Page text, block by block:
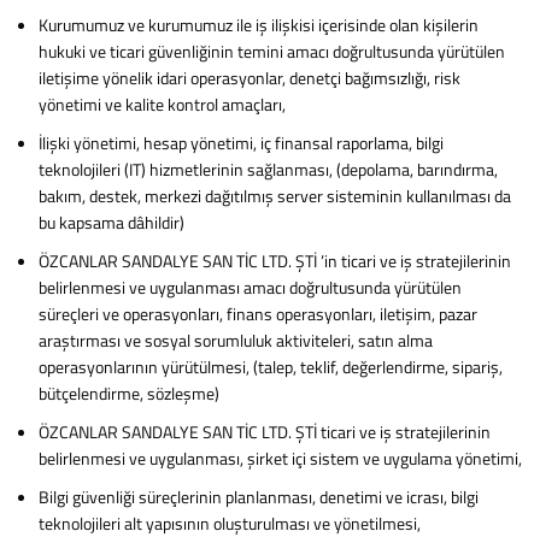
Kurumumuz ve kurumumuz ile iş ilişkisi içerisinde olan kişilerin
hukuki ve ticari güvenliğinin temini amacı doğrultusunda yürütülen
iletişime yönelik idari operasyonlar, denetçi bağımsızlığı, risk
yönetimi ve kalite kontrol amaçları,
İlişki yönetimi, hesap yönetimi, iç finansal raporlama, bilgi
teknolojileri (IT) hizmetlerinin sağlanması, (depolama, barındırma,
bakım, destek, merkezi dağıtılmış server sisteminin kullanılması da
bu kapsama dâhildir)
ÖZCANLAR SANDALYE SAN TİC LTD. ŞTİ ’in ticari ve iş stratejilerinin
belirlenmesi ve uygulanması amacı doğrultusunda yürütülen
süreçleri ve operasyonları, finans operasyonları, iletişim, pazar
araştırması ve sosyal sorumluluk aktiviteleri, satın alma
operasyonlarının yürütülmesi, (talep, teklif, değerlendirme, sipariş,
bütçelendirme, sözleşme)
ÖZCANLAR SANDALYE SAN TİC LTD. ŞTİ ticari ve iş stratejilerinin
belirlenmesi ve uygulanması, şirket içi sistem ve uygulama yönetimi,
Bilgi güvenliği süreçlerinin planlanması, denetimi ve icrası, bilgi
teknolojileri alt yapısının oluşturulması ve yönetilmesi,